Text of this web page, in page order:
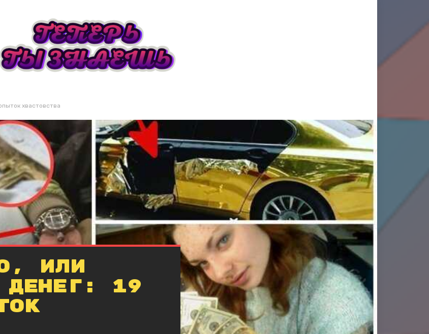
хвастовства
или
денег: 19